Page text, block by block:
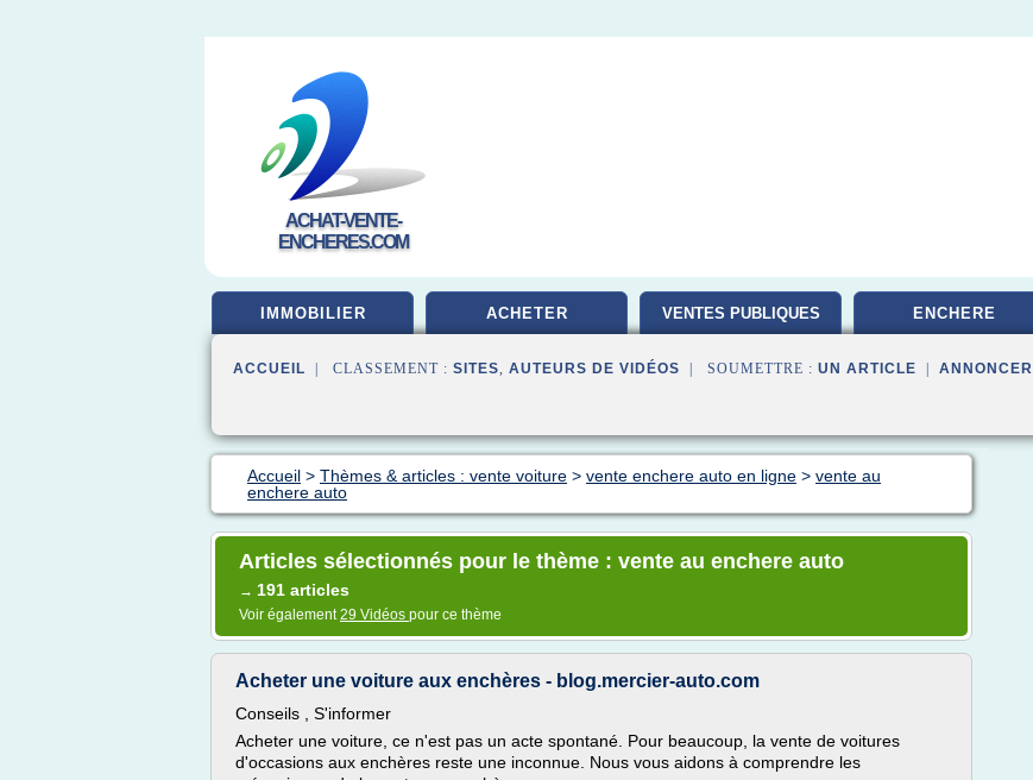
ACHAT-VENTE-
ENCHERES.COM
IMMOBILIER ACHETER VENTES PUBLIQUES ENCHERE
ACCUEIL | CLASSEMENT : SITES, AUTEURS DE VIDÉOS | SOUMETTRE : UN ARTICLE ANNONCER
Accueil > Thèmes & articles : vente voiture > vente enchere auto en ligne > vente au
enchere auto
Articles sélectionnés pour le thème : vente au enchere auto
→ 191 articles
Voir également29 Vidéos pour ce thème
Acheter une voiture aux enchères - blog.mercier-auto.com
Conseils , S'informer
Acheter une voiture, ce n'est pas un acte spontané. Pour beaucoup, la vente de voitures
d'occasions aux enchères reste une inconnue. Nous vous aidons à comprendre les